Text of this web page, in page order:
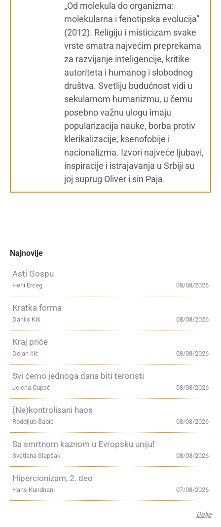
„Od molekula do organizma:
molekularna i fenotipska evolucija”
(2012). Religiju i misticizam svake
vrste smatra najvećim preprekama
za razvijanje inteligencije, kritike
autoriteta i humanog i slobodnog
društva. Svetliju budućnost vidi u
sekularnom humanizmu, u čemu
posebno važnu ulogu imaju
popularizacija nauke, borba protiv
klerikalizacije, ksenofobije i
nacionalizma. Izvori najveće ljubavi,
inspiracije i istrajavanja u Srbiji su
joj suprug Oliver i sin Paja.
Najnovije
Asti Gospu
08/08/2026
Heni Erceg
Kratka forma
08/08/2026
Danilo Kiš
Kraj priče
08/08/2026
Dejan Ilić
Svi ćemo jednoga dana biti teroristi
08/08/2026
Jelena Cupać
(Ne)kontrolisani haos
08/08/2026
Rodoljub Šabić
Sa smrtnom kaznom u Evropsku uniju!
08/08/2026
Svetlana Slapšak
Hipercionizam, 2. deo
07/08/2026
Hans Kundnani
Dalje